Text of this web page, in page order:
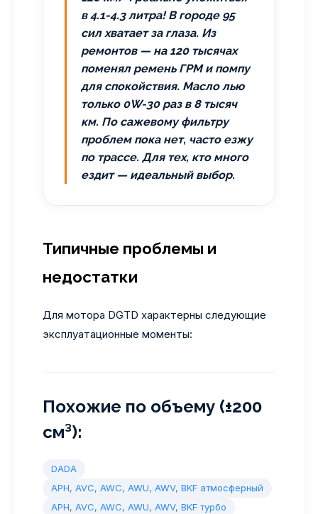
в 4.1-4.3 литра! В городе 95
сил хватает за глаза. Из
ремонтов — на 120 тысячах
поменял ремень ГРМ и помпу
для спокойствия. Масло лью
только 0W-30 раз в 8 тысяч
км. По сажевому фильтру
проблем пока нет, часто езжу
по трассе. Для тех, кто много
ездит — идеальный выбор.
Типичные проблемы и
недостатки
Для мотора DGTD характерны следующие
эксплуатационные моменты:
Похожие по объему (±200
см³):
DADA
APH, AVC, AWC, AWU, AWV, BKF атмосферный
APH, AVC, AWC, AWU, AWV, BKF турбо